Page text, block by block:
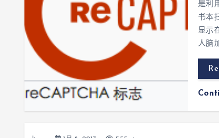
是利
书本
显示
人脑